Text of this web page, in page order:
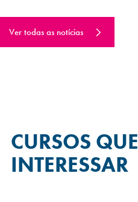
Ver todas as notícias
CURSOS QUE
INTERESSAR